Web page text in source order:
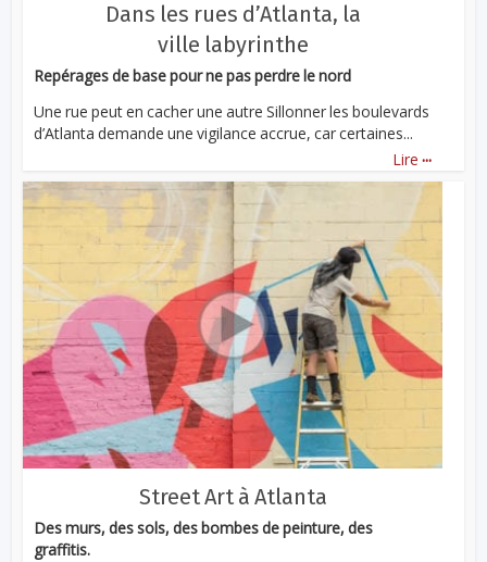
Dans les rues d’Atlanta, la
ville labyrinthe
Repérages de base pour ne pas perdre le nord
Une rue peut en cacher une autre Sillonner les boulevards
d’Atlanta demande une vigilance accrue, car certaines...
Lire ...
Street Art à Atlanta
Des murs, des sols, des bombes de peinture, des
graffitis.